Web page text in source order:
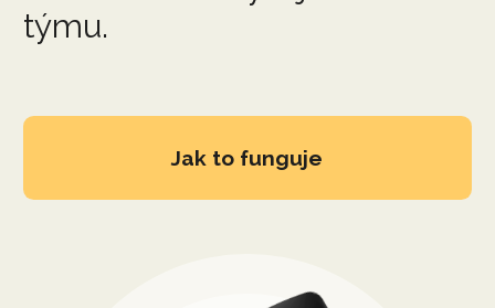
týmu.
Jak to funguje